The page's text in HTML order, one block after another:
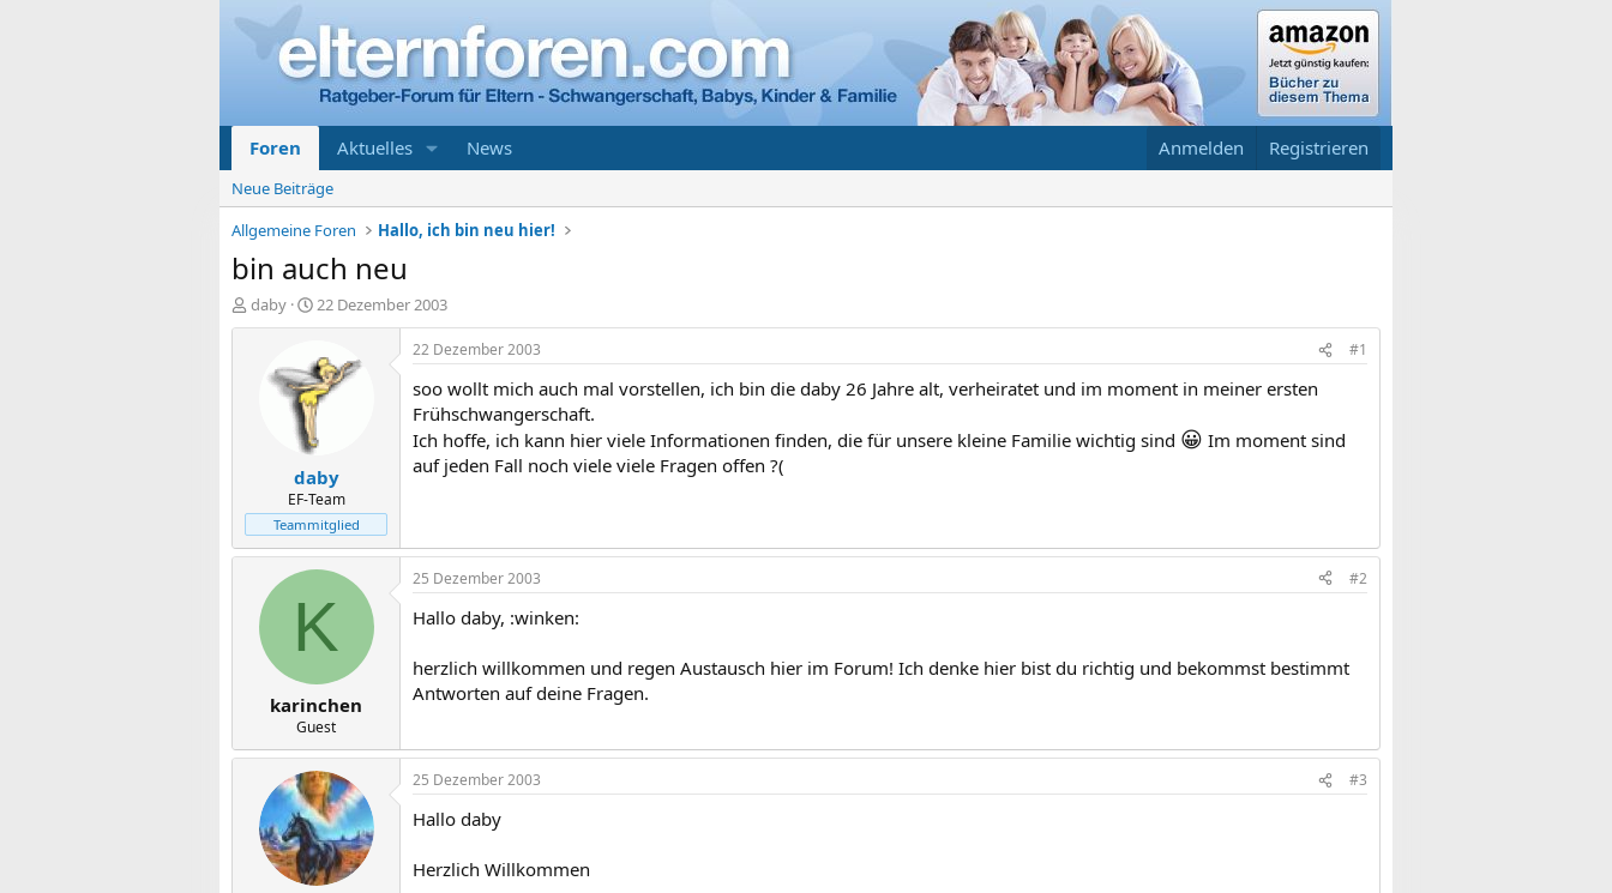
Foren Aktuelles News Anmelden Registrieren
Neue Beiträge
Allgemeine Foren
Hallo, ich bin neu hier!
bin auch neu
E
r
daby
E
r
t
e
l
l
t
a
m
22 Dezember 2003
daby
EF-Team
Teammitglied
22 Dezember 2003 #1
soo wollt mich auch mal vorstellen, ich bin die daby 26 Jahre alt, verheiratet und im moment in meiner ersten
Frühschwangerschaft.
Ich hoffe, ich kann hier viele Informationen finden, die für unsere kleine Familie wichtig sind 😀 Im moment sind
auf jeden Fall noch viele viele Fragen offen ?(
K
karinchen
Guest
25 Dezember 2003 #2
Hallo daby, :winken:
herzlich willkommen und regen Austausch hier im Forum! Ich denke hier bist du richtig und bekommst bestimmt
Antworten auf deine Fragen.
25 Dezember 2003 #3
Hallo daby
Herzlich Willkommen